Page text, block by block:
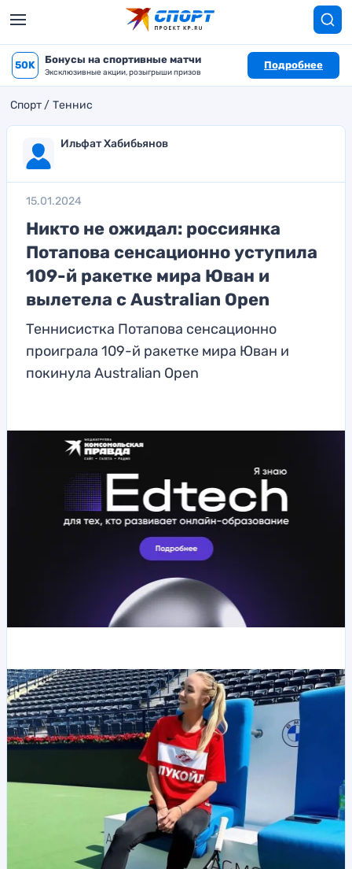
50K Бонусы на спортивные матчи
Эксклюзивные акции, розыгрыши призов
Подробнее
Спорт Теннис
Ильфат Хабибьянов
15.01.2024
Никто не ожидал: россиянка
Потапова сенсационно уступила
109-й ракетке мира Юван и
вылетела с Australian Open
Теннисистка Потапова сенсационно
проиграла 109-й ракетке мира Юван и
покинула Australian Open